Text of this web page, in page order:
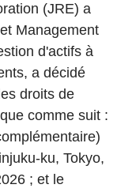
(JRE) a
Management
d'actifs à
a décidé
droits de
comme suit :
ku, Tokyo,
; et le